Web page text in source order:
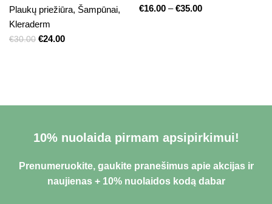
Plaukų priežiūra, Šampūnai,
Kleraderm
€30.00 €24.00
€16.00 – €35.00
10% nuolaida pirmam apsipirkimui!
Prenumeruokite, gaukite pranešimus apie akcijas ir
naujienas + 10% nuolaidos kodą dabar